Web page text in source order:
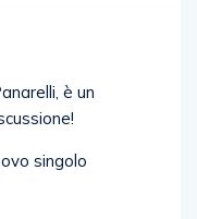
è un
singolo